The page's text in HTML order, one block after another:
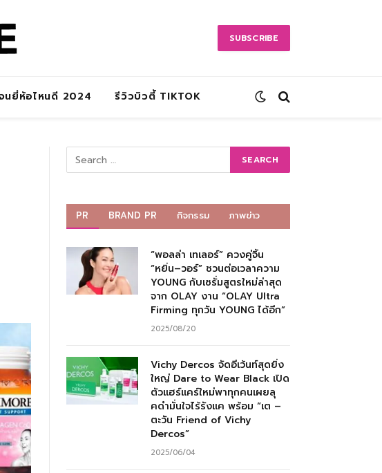
SUBSCRIBE
นยี่ห้อไหนดี 2024 รีวิวบิวตี้ TIKTOK
PR BRAND PR กิจกรรม ภาพข่าว
“พอลล่า เทเลอร์” ควงคู่จิ้น
“หยิ่น–วอร์” ชวนต่อเวลาความ
YOUNG กับเซรั่มสูตรใหม่ล่าสุด
จาก OLAY งาน “OLAY Ultra
Firming ทุกวัน YOUNG ได้อีก”
2025/08/20
Vichy Dercos จัดอีเว้นท์สุดยิ่ง
ใหญ่ Dare to Wear Black เปิด
ตัวแฮร์แคร์ใหม่พาทุกคนเผยลุ
คดำมั่นใจไร้รังแค พร้อม “เต –
ตะวัน Friend of Vichy
Dercos”
2025/06/04